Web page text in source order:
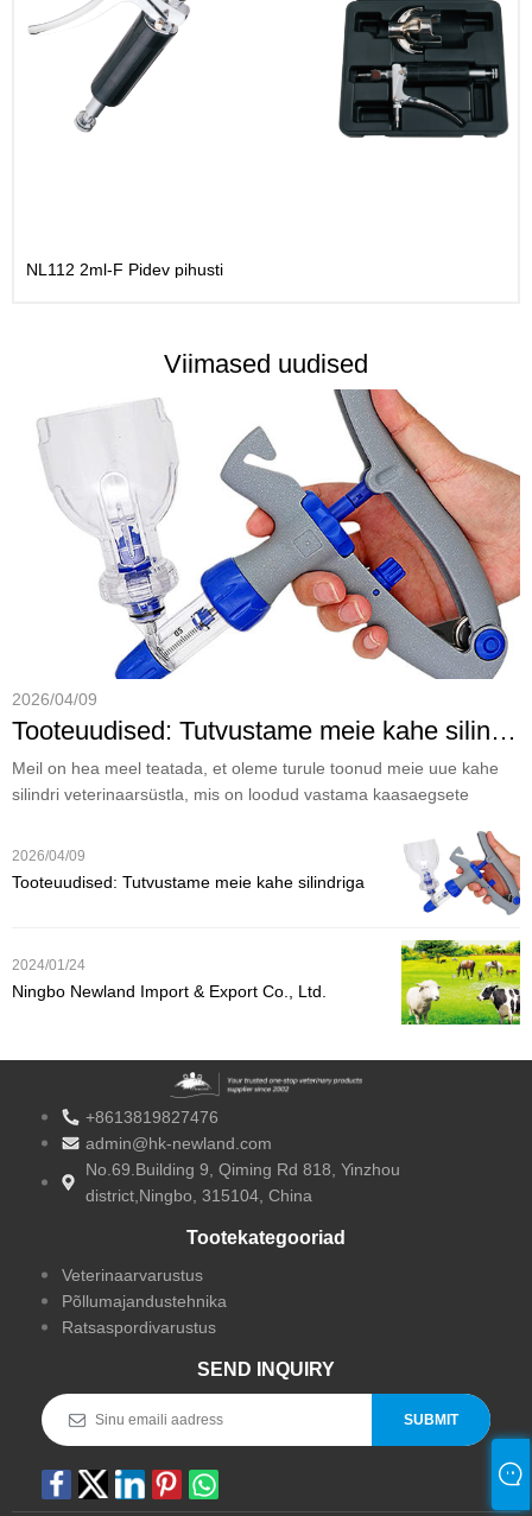
NL112 2ml-F Pidev pihusti
Viimased uudised
2026/04/09
Tooteuudised: Tutvustame meie kahe silindriga veterinaarsüstalt tõhusaks kariloomade hooldamiseks
Meil on hea meel teatada, et oleme turule toonud meie uue kahe
silindri veterinaarsüstla, mis on loodud vastama kaasaegsete
2026/04/09
Tooteuudised: Tutvustame meie kahe silindriga
2024/01/24
Ningbo Newland Import & Export Co., Ltd.
+8613819827476
admin@hk-newland.com
No.69.Building 9, Qiming Rd 818, Yinzhou
district,Ningbo, 315104, China
Tootekategooriad
Veterinaarvarustus
Põllumajandustehnika
Ratsaspordivarustus
SEND INQUIRY
SUBMIT